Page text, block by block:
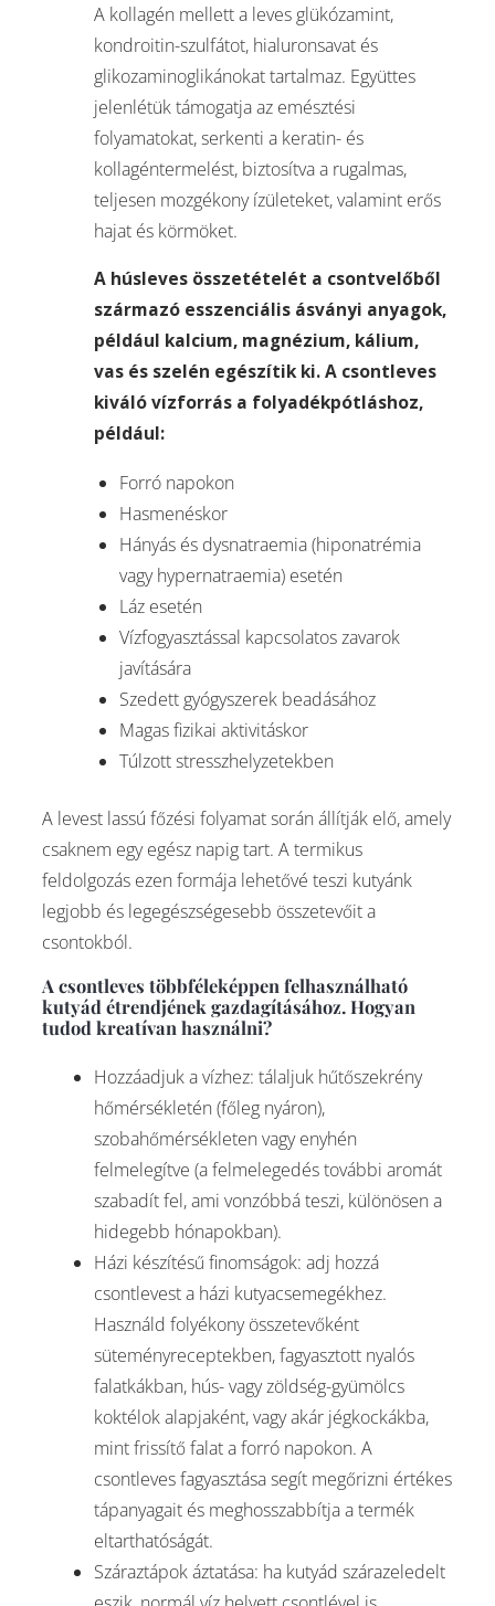
A kollagén mellett a leves glükózamint,
kondroitin-szulfátot, hialuronsavat és
glikozaminoglikánokat tartalmaz. Együttes
jelenlétük támogatja az emésztési
folyamatokat, serkenti a keratin- és
kollagéntermelést, biztosítva a rugalmas,
teljesen mozgékony ízületeket, valamint erős
hajat és körmöket.
A húsleves összetételét a csontvelőből
származó esszenciális ásványi anyagok,
például kalcium, magnézium, kálium,
vas és szelén egészítik ki. A csontleves
kiváló vízforrás a folyadékpótláshoz,
például:
Forró napokon
Hasmenéskor
Hányás és dysnatraemia (hiponatrémia
vagy hypernatraemia) esetén
Láz esetén
Vízfogyasztással kapcsolatos zavarok
javítására
Szedett gyógyszerek beadásához
Magas fizikai aktivitáskor
Túlzott stresszhelyzetekben
A levest lassú főzési folyamat során állítják elő, amely
csaknem egy egész napig tart. A termikus
feldolgozás ezen formája lehetővé teszi kutyánk
legjobb és legegészségesebb összetevőit a
csontokból.
A csontleves többféleképpen felhasználható
kutyád étrendjének gazdagításához. Hogyan
tudod kreatívan használni?
Hozzáadjuk a vízhez: tálaljuk hűtőszekrény
hőmérsékletén (főleg nyáron),
szobahőmérsékleten vagy enyhén
felmelegítve (a felmelegedés további aromát
szabadít fel, ami vonzóbbá teszi, különösen a
hidegebb hónapokban).
Házi készítésű finomságok: adj hozzá
csontlevest a házi kutyacsemegékhez.
Használd folyékony összetevőként
süteményreceptekben, fagyasztott nyalós
falatkákban, hús- vagy zöldség-gyümölcs
koktélok alapjaként, vagy akár jégkockákba,
mint frissítő falat a forró napokon. A
csontleves fagyasztása segít megőrizni értékes
tápanyagait és meghosszabbítja a termék
eltarthatóságát.
Száraztápok áztatása: ha kutyád szárazeledelt